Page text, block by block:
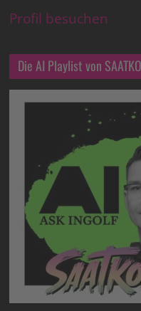
Profil besuchen
Die AI Playlist von